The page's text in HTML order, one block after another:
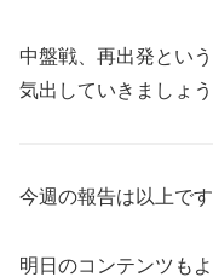
中盤戦、再出発とい
気出していきましょう
今週の報告は以上です
明日のコンテンツも